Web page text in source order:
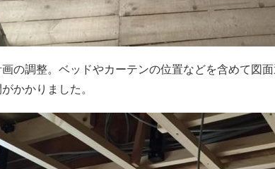
の調整。ベッドやカーテンの位置などを含めて図面
かかりました。